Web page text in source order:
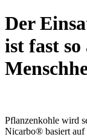
Der
ist fast
Pflanzenkohle wird
Nicarbo® basiert auf